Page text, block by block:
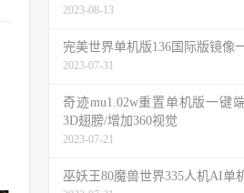
2023-08-13
完美世界单机版136国际版镜像
2023-07-31
奇迹mu1.02w重置单机版一键
3D翅膀/增加360视觉
2023-07-21
巫妖王80魔兽世界335人机AI单